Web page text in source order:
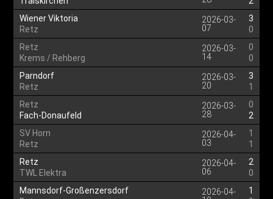
Wiener Viktoria
Retz
2026-03-
07
3
0
Retz
Krems / Rehberg
2026-03-
14
0
0
Parndorf
Retz
2026-03-
20
3
1
Retz
Fach-Donaufeld
2026-03-
28
0
2
SV Horn
Retz
2026-04-
03
1
1
Retz
TWL Elektra
2026-04-
06
2
0
Mannsdorf-Großenzersdorf
2026-04-
1